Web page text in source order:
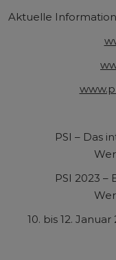
Aktuelle
PSI – Das
PSI 2023 –
10. bis 12.